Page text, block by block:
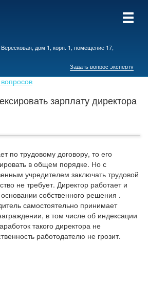
дом 1, корп. 1, помещение 17,
Задать вопрос эксперту
зарплату директора
по трудовому договору, то его
в общем порядке. Но с
учредителем заключать трудовой
не требует. Директор работает и
собственного решения .
самостоятельно принимает
в том числе об индексации
такого директора не
работодателю не грозит.